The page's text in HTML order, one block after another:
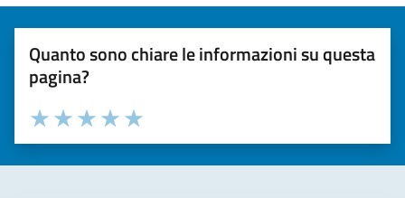
Quanto sono chiare le informazioni su questa
pagina?
Valuta la chiarezza delle informazioni (da 1 a 5 stelle)
Seleziona il numero di stelle per valutare la chiarezza delle
Valuta 5 stelle su 5
Valuta 4 stelle su 5
Valuta 3 stelle su 5
Valuta 2 stelle su 5
Valuta 1 stelle su 5